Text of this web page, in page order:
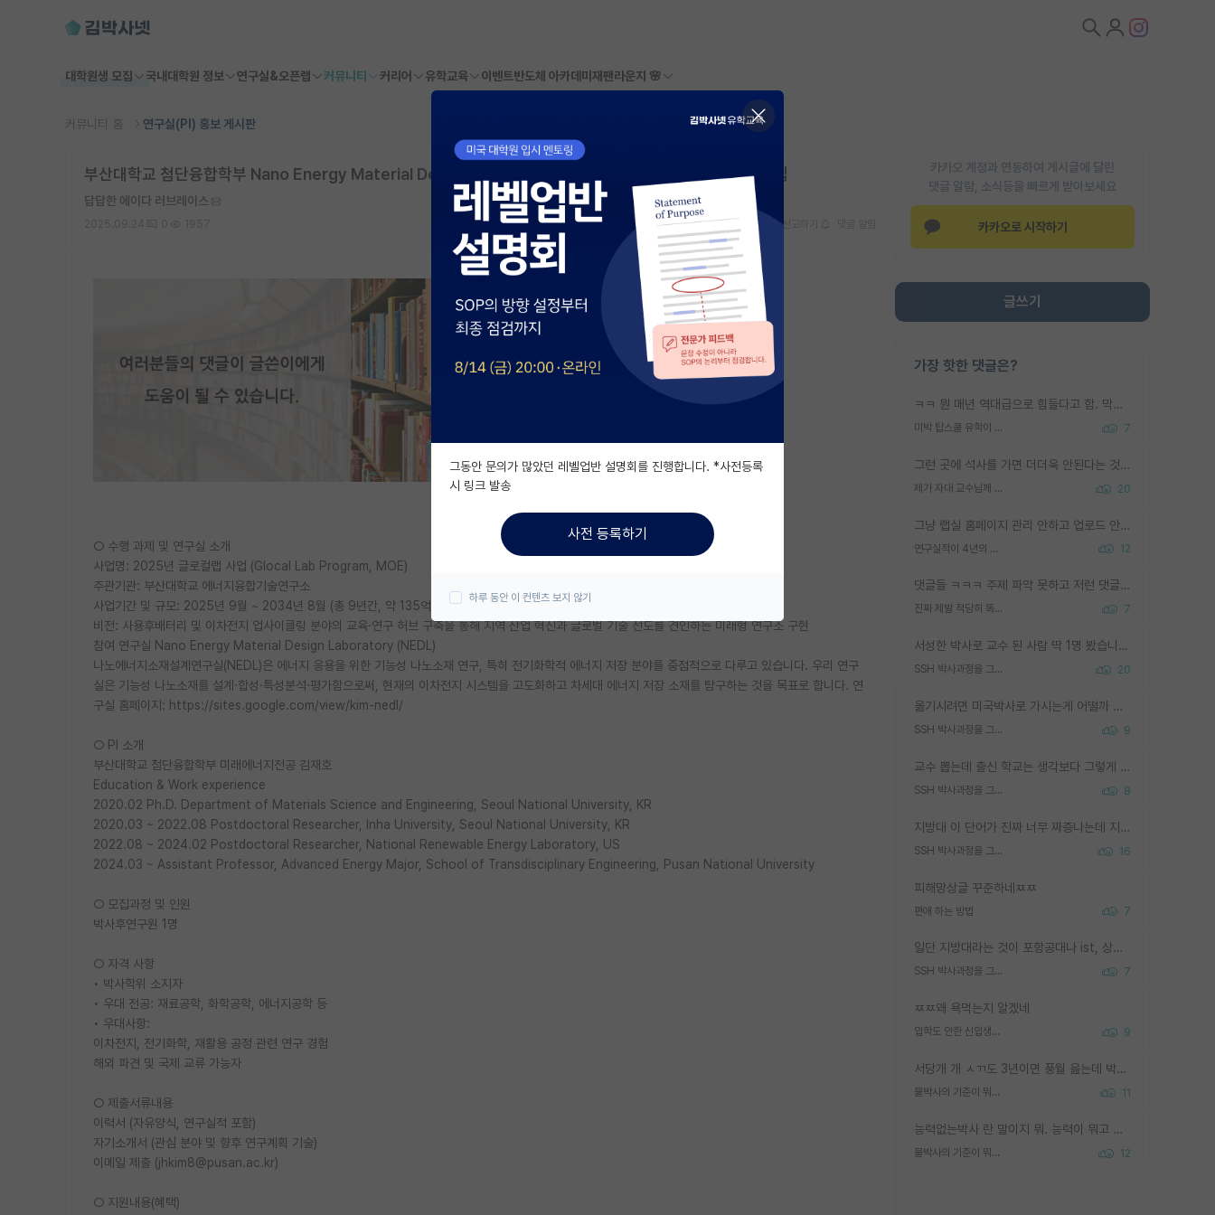
대학원생 모집 국내대학원 정보 연구실&오픈랩 커뮤니티 커리어 유학교육 이벤트반도체 아카데미 재팬라운지 🌸
커뮤니티 홈 연구실(PI) 홍보 게시판
카카오 계정과 연동하여 게시글에 달린
댓글 알람, 소식등을 빠르게 받아보세요
카카오로 시작하기
글쓰기
가장 핫한 댓글은?
ㅋㅋ 뭔 매년 역대급으로 힘들다고 함. 막상 보면 별로 변한건 없음.
미박 탑스쿨 유학이 빡세진 이유 7
그런 곳에 석사를 가면 더더욱 안된다는 것을 깨달으시면 된겁니다!
제가 자대 교수님께 무례하게 행동한 걸까요? 20
그냥 랩실 홈페이지 관리 안하고 업로드 안한거 아님?
연구실적이 4년의 공백이 있는거 어떻게 생각하냐 12
댓글들 ㅋㅋㅋ 주제 파악 못하고 저런 댓글들을 쓰네. 조직에 인간이 얼마나 중요한데 걱정될 수도 있지 ㅋㅋ 본인들은 퍽이나 잘하나봐 ? 현실은 남들한테 욕 안 먹는 1인분만 하는 것도 힘들텐데 ?
진짜 제발 적당히 똑똑한 박사과정이라도 위에 있었으면.. 7
서성한 박사로 교수 된 사람 딱 1명 봤습니다. 근데 지방대 박사로 교수된 거는 기적이 일어나야되요. 서성한 학부부터여도 빡센게 교수임용일텐데 지방대박사로 무슨 교수가 되나요...... 중소기업/중견기업 팀장급/연구소장급이나 될거 같네요.
SSH 박사과정을 그만두고 지방대 박사로 옮기면 교수의 꿈은 끝일까요? 20
옮기시려면 미국박사로 가시는게 어떨까 싶네요. 교수가 꿈이면 미국박사 하고 미국교수 까지 같이 노리시는게 기회가 많지 않을까요?
SSH 박사과정을 그만두고 지방대 박사로 옮기면 교수의 꿈은 끝일까요? 9
교수 뽑는데 출신 학교는 생각보다 그렇게 안 봄. 앞으로는 더 안 보게 될거임. 박사는 어디서 진행해도 됨. 단, 제대로 쌓고 좋은 실적 만들 수 있다면. 그런데 지방대는 그럴 가능성이 지극히 낮음. 나만 열심히 잘 하면 된다? 인간은 주변 환경에 지배되는 나약한 존재임. 주변의 지방대 대학원생과 섞이고 지방 특유의 여유로움 또는 나쁘게 얘기해서 나태함에 젖어 살다보면 교수의 꿈 자체를 잊어버리게 될 가능성도 있음. 주변 환경이 70~80%임.
SSH 박사과정을 그만두고 지방대 박사로 옮기면 교수의 꿈은 끝일까요? 8
지방대 이 단어가 진짜 너무 짜증나는데 지방대면 다 그냥 쓰레기인가요? 무슨 말 같지도 않은 댓글들이 있는건지??? 지방에도 충분히 좋은 대학 많고 충분히 잘하는 교수님들 많습니다 포항공대 4개 IST 대표 지거국들 여기 모두 다 지방에 있고 여기 출신들 중에 교수하는 분들 적지 않습니다 지거국 출신이 무슨 교수를 하냐?라고 생각할 사람들 많은데 상위 대표 지거국에 아웃라이어들 많습니다 결국 개인의 연구역량과 실적이 중요합니다 이 역량을 펼치는데 있어서 지도교수와의 합도 중요합니다. 그리고 경력이 필요하면 해외포닥까지 다녀오세요
SSH 박사과정을 그만두고 지방대 박사로 옮기면 교수의 꿈은 끝일까요? 16
피해망상글 꾸준하네ㅉㅉ
편애 하는 방법 7
일단 지방대라는 것이 포항공대나 ist, 상위 지거국은 아니라고 생각하겠습니다. 그런곳은 서성한에 비해 소위 대학 네임밸류가 크게 뒤떨어지지는 않으니까요. 대학 이름이 중요하냐? 당연합니다. 대학 이름이 좋아서 좋은 아웃풋이 나오는 것이냐, 좋은 대학은 좋은 사람과 좋은 기회가 몰려있으니 아웃풋도 자연스럽게 좋아지는 것이냐? 대답하기 어려운 문제입니다. 아직 한국 사회에서 학벌을 보는 것도, 특히 이공계를 중심으로 학벌보다는 실적 위주라는 분위기가 형성되는 것도 사실입니다. 지방대 출신으로 전임교수가 될수 있느냐? 가능 불가능을 따지면 당연히 가능입니다. 지방대 박사 출신으로 전임교원이 된 경우가 실제로 있으니까요. 현실적인 가능성이 있느냐? 지금 이정도 대학의 교수가 되고싶다고 생각되는 대학 들어가서 컴공과 교수 목록 켜고 박사 어디서 받았는지 쭉 한번 보세요. 냉정하게 지방대 출신인 분들이 많지는 않으실겁니다.
SSH 박사과정을 그만두고 지방대 박사로 옮기면 교수의 꿈은 끝일까요? 7
ㅉㅉ왜 욕먹는지 알겠네
입학도 안한 신입생이 원래 관심을 받나요 9
서당개 개 ㅅㄲ도 3년이면 풍월 읊는데 박사 5년 이상 대리고 있으면서 물된건 교수 탓 맞는ㄱ게 거기가 서당이 아니란 소리임
물박사의 기준이 뭐임? 11
능력없는박사 란 말이지 뭐. 능력이 뭐고 능력이 있다는게 뭔지는 사람마다 기준이 다르니까 얘기해봐야 서로 자기 기준만 얘기해서 논쟁이 끝이 안나고. 주위에서 능력있고 야심있는 신입생이 교수가 유의미한 피드백을 아예 안주면서 제대로된 과제에 참여해볼 기회도 제공하지 않고 잡일 뺑뺑이만 돌려서 맨날 단순작업만 하면서 밤새다가 눈빛이 점점 죽어가는걸 본 사람은 물박사는 교수탓이라고 하고, 교수는 이것저것 알려도 주고 기회도 주고 사수 동기 붙여주면서 어떻게든 끌고가려고 하는데 본인이 매일 뺀질거리면서 출근 하는둥마는둥 하다가 기껏 와서도 폰이나 쳐다보다가 실험 망치고 저녁약속있어서 먼저 가볼게요~ 하는걸 본 사람은 물박사는 본인탓이라고 함.
물박사의 기준이 뭐임? 12
부산대학교 첨단융합학부 Nano Energy Material Design Laboratory 글로컬랩 사업 "박사후연구원" 모집
답답한 에이다 러브레이스
스크랩 신고하기
○ 수행 과제 및 연구실 소개
사업명: 2025년 글로컬랩 사업 (Glocal Lab Program, MOE)
주관기관: 부산대학교 에너지융합기술연구소
사업기간 및 규모: 2025년 9월 ~ 2034년 8월 (총 9년간, 약 135억 원 정부지원)
비전: 사용후배터리 및 이차전지 업사이클링 분야의 교육·연구 허브 구축을 통해 지역 산업 혁신과 글로벌 기술 선도를 견인하는 미래형 연구소 구현
참여 연구실 Nano Energy Material Design Laboratory (NEDL)
나노에너지소재설계연구실(NEDL)은 에너지 응용을 위한 기능성 나노소재 연구, 특히 전기화학적 에너지 저장 분야를 중점적으로 다루고 있습니다. 우리 연구
실은 기능성 나노소재를 설계·합성·특성분석·평가함으로써, 현재의 이차전지 시스템을 고도화하고 차세대 에너지 저장 소재를 탐구하는 것을 목표로 합니다. 연
구실 홈페이지: https://sites.google.com/view/kim-nedl/
○ PI 소개
부산대학교 첨단융합학부 미래에너지전공 김재호
Education & Work experience
2020.02 Ph.D. Department of Materials Science and Engineering, Seoul National University, KR
2020.03 ~ 2022.08 Postdoctoral Researcher, Inha University, Seoul National University, KR
2022.08 ~ 2024.02 Postdoctoral Researcher, National Renewable Energy Laboratory, US
2024.03 ~ Assistant Professor, Advanced Energy Major, School of Transdisciplinary Engineering, Pusan National University
○ 모집과정 및 인원
박사후연구원 1명
○ 자격 사항
• 박사학위 소지자
• 우대 전공: 재료공학, 화학공학, 에너지공학 등
• 우대사항:
이차전지, 전기화학, 재활용 공정 관련 연구 경험
해외 파견 및 국제 교류 가능자
○ 제출서류내용
이력서 (자유양식, 연구실적 포함)
자기소개서 (관심 분야 및 향후 연구계획 기술)
이메일 제출 (jhkim8@pusan.ac.kr)
○ 지원내용(혜택)
그동안 문의가 많았던 레벨업반 설명회를 진행합니다. *사전등록
시 링크 발송
사전 등록하기
하루 동안 이 컨텐츠 보지 않기